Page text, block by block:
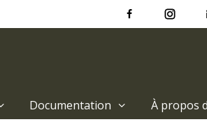
Documentation À propos